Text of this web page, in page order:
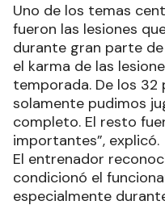
Uno de los temas
fueron las lesiones
durante gran parte
el karma de las
temporada. De los
solamente pudimos
completo. El resto
importantes”, explicó.
El entrenador
condicionó el
especialmente